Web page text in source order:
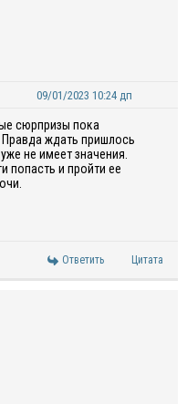
09/01/2023 10:24 дп
сюрпризы пока
ждать пришлось
не имеет значения.
попасть и пройти ее
Ответить Цитата